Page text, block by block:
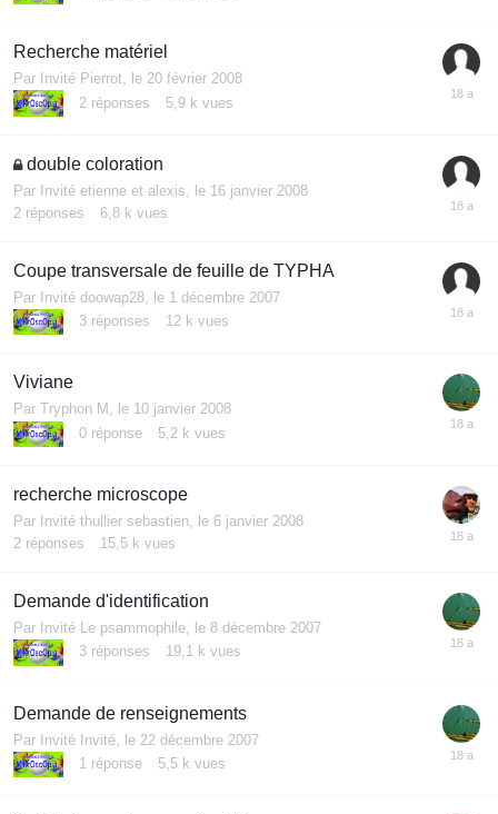
Recherche matériel
Par Invité Pierrot, le 20 février 2008
2 réponses 5,9 k vues
double coloration
Par Invité etienne et alexis,
le 16 janvier 2008
2 réponses 6,8 k vues
Coupe transversale de feuille de TYPHA
Par Invité doowap28,
le 1 décembre 2007
3 réponses 12 k vues
Viviane
Par Tryphon M , le 10 janvier 2008
0 réponse 5,2 k vues
recherche microscope
Par Invité thullier sebastien, le 6 janvier 2008
2 réponses 15,5 k vues
Demande d'identification
Par Invité Le psammophile, le 8 décembre 2007
3 réponses 19,1 k vues
Demande de renseignements
Par Invité Invité, le 22 décembre 2007
1 réponse 5,5 k vues